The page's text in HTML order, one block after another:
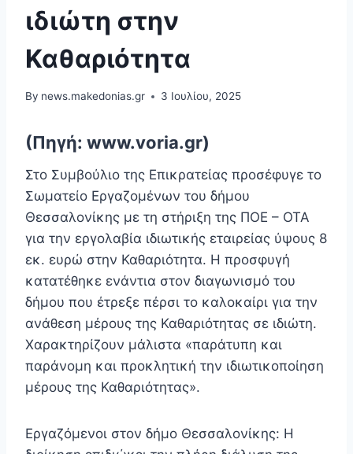
ιδιώτη στην
Καθαριότητα
By news.makedonias.gr 3 Ιουλίου, 2025
(Πηγή: www.voria.gr)
Στο Συμβούλιο της Επικρατείας προσέφυγε το
Σωματείο Εργαζομένων του δήμου
Θεσσαλονίκης με τη στήριξη της ΠΟΕ – ΟΤΑ
για την εργολαβία ιδιωτικής εταιρείας ύψους 8
εκ. ευρώ στην Καθαριότητα. Η προσφυγή
κατατέθηκε ενάντια στον διαγωνισμό του
δήμου που έτρεξε πέρσι το καλοκαίρι για την
ανάθεση μέρους της Καθαριότητας σε ιδιώτη.
Χαρακτηρίζουν μάλιστα «παράτυπη και
παράνομη και προκλητική την ιδιωτικοποίηση
μέρους της Καθαριότητας».
Εργαζόμενοι στον δήμο Θεσσαλονίκης: Η